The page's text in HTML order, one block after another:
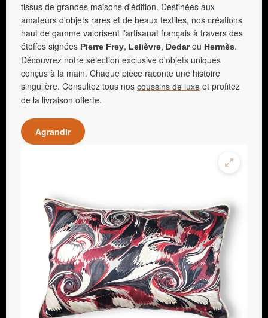
tissus de grandes maisons d'édition. Destinées aux
amateurs d'objets rares et de beaux textiles, nos créations
haut de gamme valorisent l'artisanat français à travers des
étoffes signées Pierre Frey, Lelièvre, Dedarou Hermès.
Découvrez notre sélection exclusive d'objets uniques
conçus à la main. Chaque pièce raconte une histoire
singulière. Consultez tous nos coussins de luxe et profitez
de la livraison offerte.
Agrandir